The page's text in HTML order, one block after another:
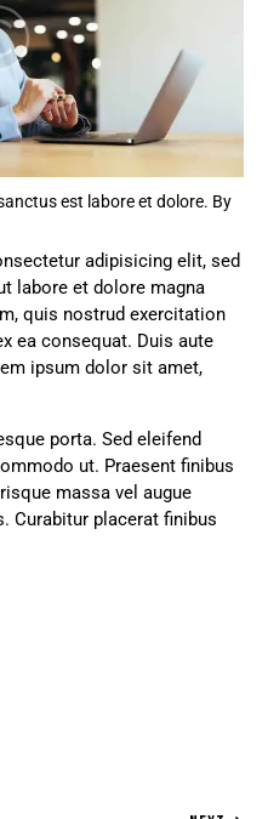
est labore et dolore. By
adipisicing elit, sed
labore et dolore magna
quis nostrud exercitation
ea consequat. Duis aute
ipsum dolor sit amet,
porta. Sed eleifend
ut. Praesent finibus
massa vel augue
Curabitur placerat finibus